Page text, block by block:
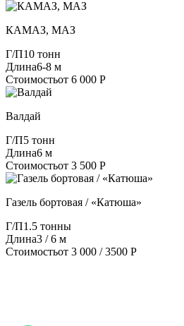
КАМАЗ, МАЗ
Г/П10 тонн
Длина6-8 м
Стоимостьот 6 000 Р
Валдай
Г/П5 тонн
Длина6 м
Стоимостьот 3 500 Р
Газель бортовая / «Катюша»
Г/П1.5 тонны
Длина3 / 6 м
Стоимостьот 3 000 / 3500 Р